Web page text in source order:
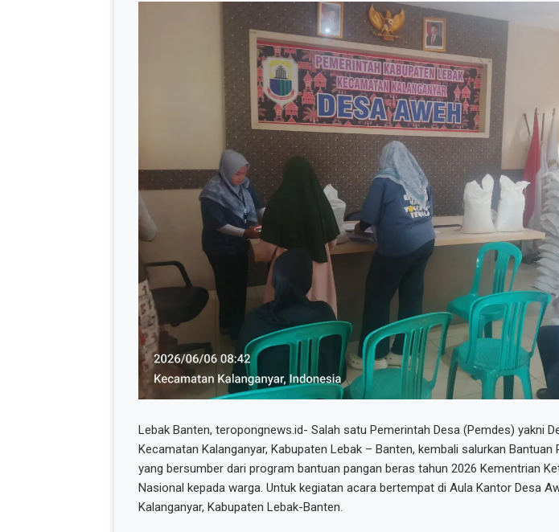
Lebak Banten, teropongnews.id- Salah satu Pemerintah Desa (Pemdes) yakni
Kecamatan Kalanganyar, Kabupaten Lebak – Banten, kembali salurkan Bantuan
yang bersumber dari program bantuan pangan beras tahun 2026 Kementrian
Nasional kepada warga. Untuk kegiatan acara bertempat di Aula Kantor Desa
Kalanganyar, Kabupaten Lebak-Banten.